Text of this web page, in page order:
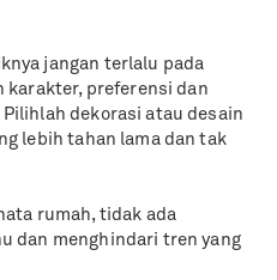
jangan terlalu pada
karakter, preferensi dan
dekorasi atau desain
lebih tahan lama dan tak
rumah, tidak ada
dan menghindari tren yang